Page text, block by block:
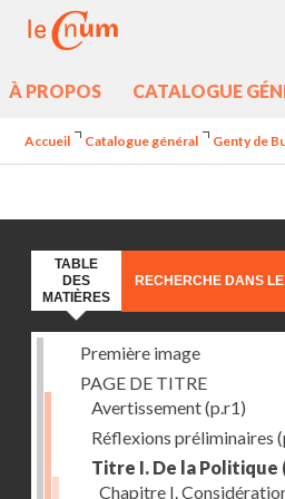
À PROPOS CATALOGUE
Accueil Catalogue général Genty de
TABLE
DES
MATIÈRES
RECHERCHE DANS
Première image
PAGE DE TITRE
Avertissement(p.r1)
Réflexions préliminaires
Titre I. De la Politique
Chapitre I.